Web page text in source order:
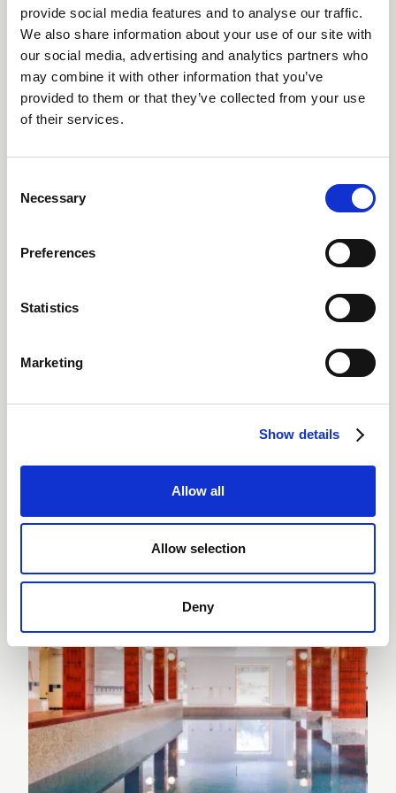
provide social media features and to analyse our traffic.
We also share information about your use of our site with
our social media, advertising and analytics partners who
may combine it with other information that you’ve
provided to them or that they’ve collected from your use
of their services.
Selection
Necessary
Preferences
Statistics
Marketing
Show details
Allow all
Allow selection
Deny
all'Altein
Tre esperienze distinte di cucina e di mixology sotto lo stesso tetto.
L'Alpensand Panoramic Restaurant propone piatti à la carte
abbinati a una vista panoramica su Arosa dalla terrazza sul tetto.
Lo Zus Brasserie è il luogo ideale per pasti rilassati dal mattino alla
cocktail d'autore e distillati locali danno il tono alla serata.
attenzione per gli ingredienti di qualità e la cucina di stagione.
Benessere e spa ad